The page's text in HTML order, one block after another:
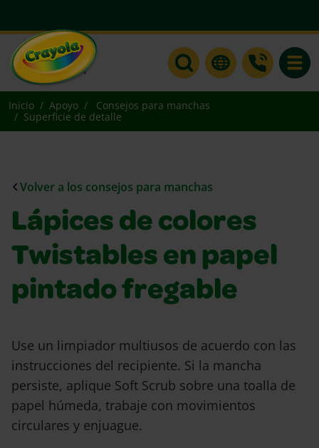
Inicio Apoyo
Consejos para manchas
Superficie de detalle
Volver a los consejos para manchas
Lápices de colores
Twistables en papel
pintado fregable
Use un limpiador multiusos de acuerdo con las
instrucciones del recipiente. Si la mancha
persiste, aplique Soft Scrub sobre una toalla de
papel húmeda, trabaje con movimientos
circulares y enjuague.